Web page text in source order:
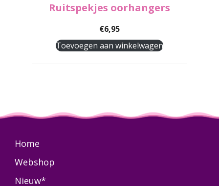
Ruitspekjes oorhangers
€6,95
Toevoegen aan winkelwagen
Home
Webshop
Nieuw*